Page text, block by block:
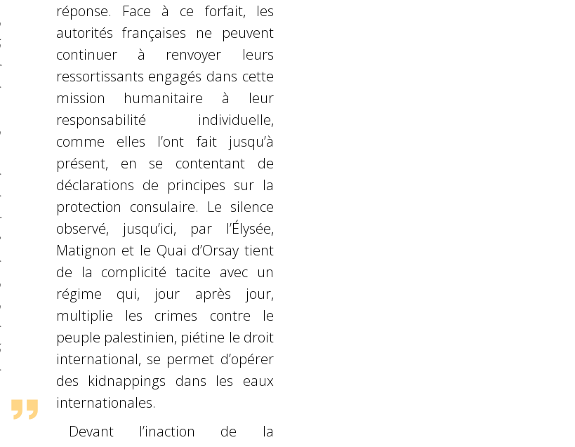
réponse. Face à ce forfait, les
autorités françaises ne peuvent
continuer à renvoyer leurs
ressortissants engagés dans cette
mission humanitaire à leur
responsabilité individuelle,
comme elles l’ont fait jusqu’à
présent, en se contentant de
déclarations de principes sur la
protection consulaire. Le silence
observé, jusqu’ici, par l’Élysée,
Matignon et le Quai d’Orsay tient
de la complicité tacite avec un
régime qui, jour après jour,
multiplie les crimes contre le
peuple palestinien, piétine le droit
international, se permet d’opérer
des kidnappings dans les eaux
internationales.
Devant l’inaction de la